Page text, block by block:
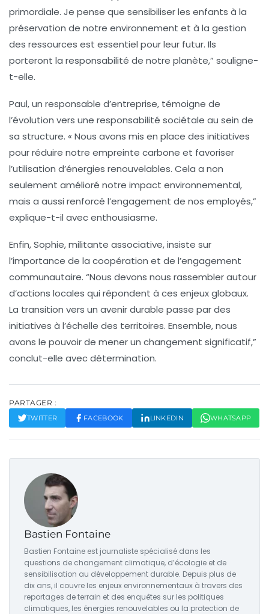
primordiale. Je pense que sensibiliser les enfants à la
préservation de notre environnement et à la gestion
des ressources est essentiel pour leur futur. Ils
porteront la responsabilité de notre planète,” souligne-
t-elle.
Paul, un responsable d’entreprise, témoigne de
l’évolution vers une responsabilité sociétale au sein de
sa structure. « Nous avons mis en place des initiatives
pour réduire notre empreinte carbone et favoriser
l’utilisation d’énergies renouvelables. Cela a non
seulement amélioré notre impact environnemental,
mais a aussi renforcé l’engagement de nos employés,”
explique-t-il avec enthousiasme.
Enfin, Sophie, militante associative, insiste sur
l’importance de la coopération et de l’engagement
communautaire. “Nous devons nous rassembler autour
d’actions locales qui répondent à ces enjeux globaux.
La transition vers un avenir durable passe par des
initiatives à l’échelle des territoires. Ensemble, nous
avons le pouvoir de mener un changement significatif,”
conclut-elle avec détermination.
PARTAGER :
TWITTER FACEBOOK LINKEDIN WHATSAPP
Bastien Fontaine
Bastien Fontaine est journaliste spécialisé dans les
questions de changement climatique, d’écologie et de
sensibilisation au développement durable. Depuis plus de
dix ans, il couvre les enjeux environnementaux à travers des
reportages de terrain et des enquêtes sur les politiques
climatiques, les énergies renouvelables ou la protection de